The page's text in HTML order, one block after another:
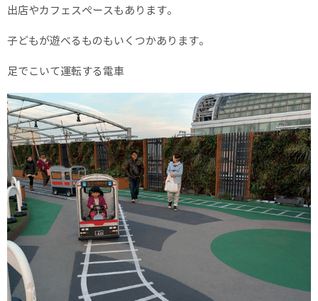
出店やカフェスペースもあります。
子どもが遊べるものもいくつかあります。
足でこいて運転する電車